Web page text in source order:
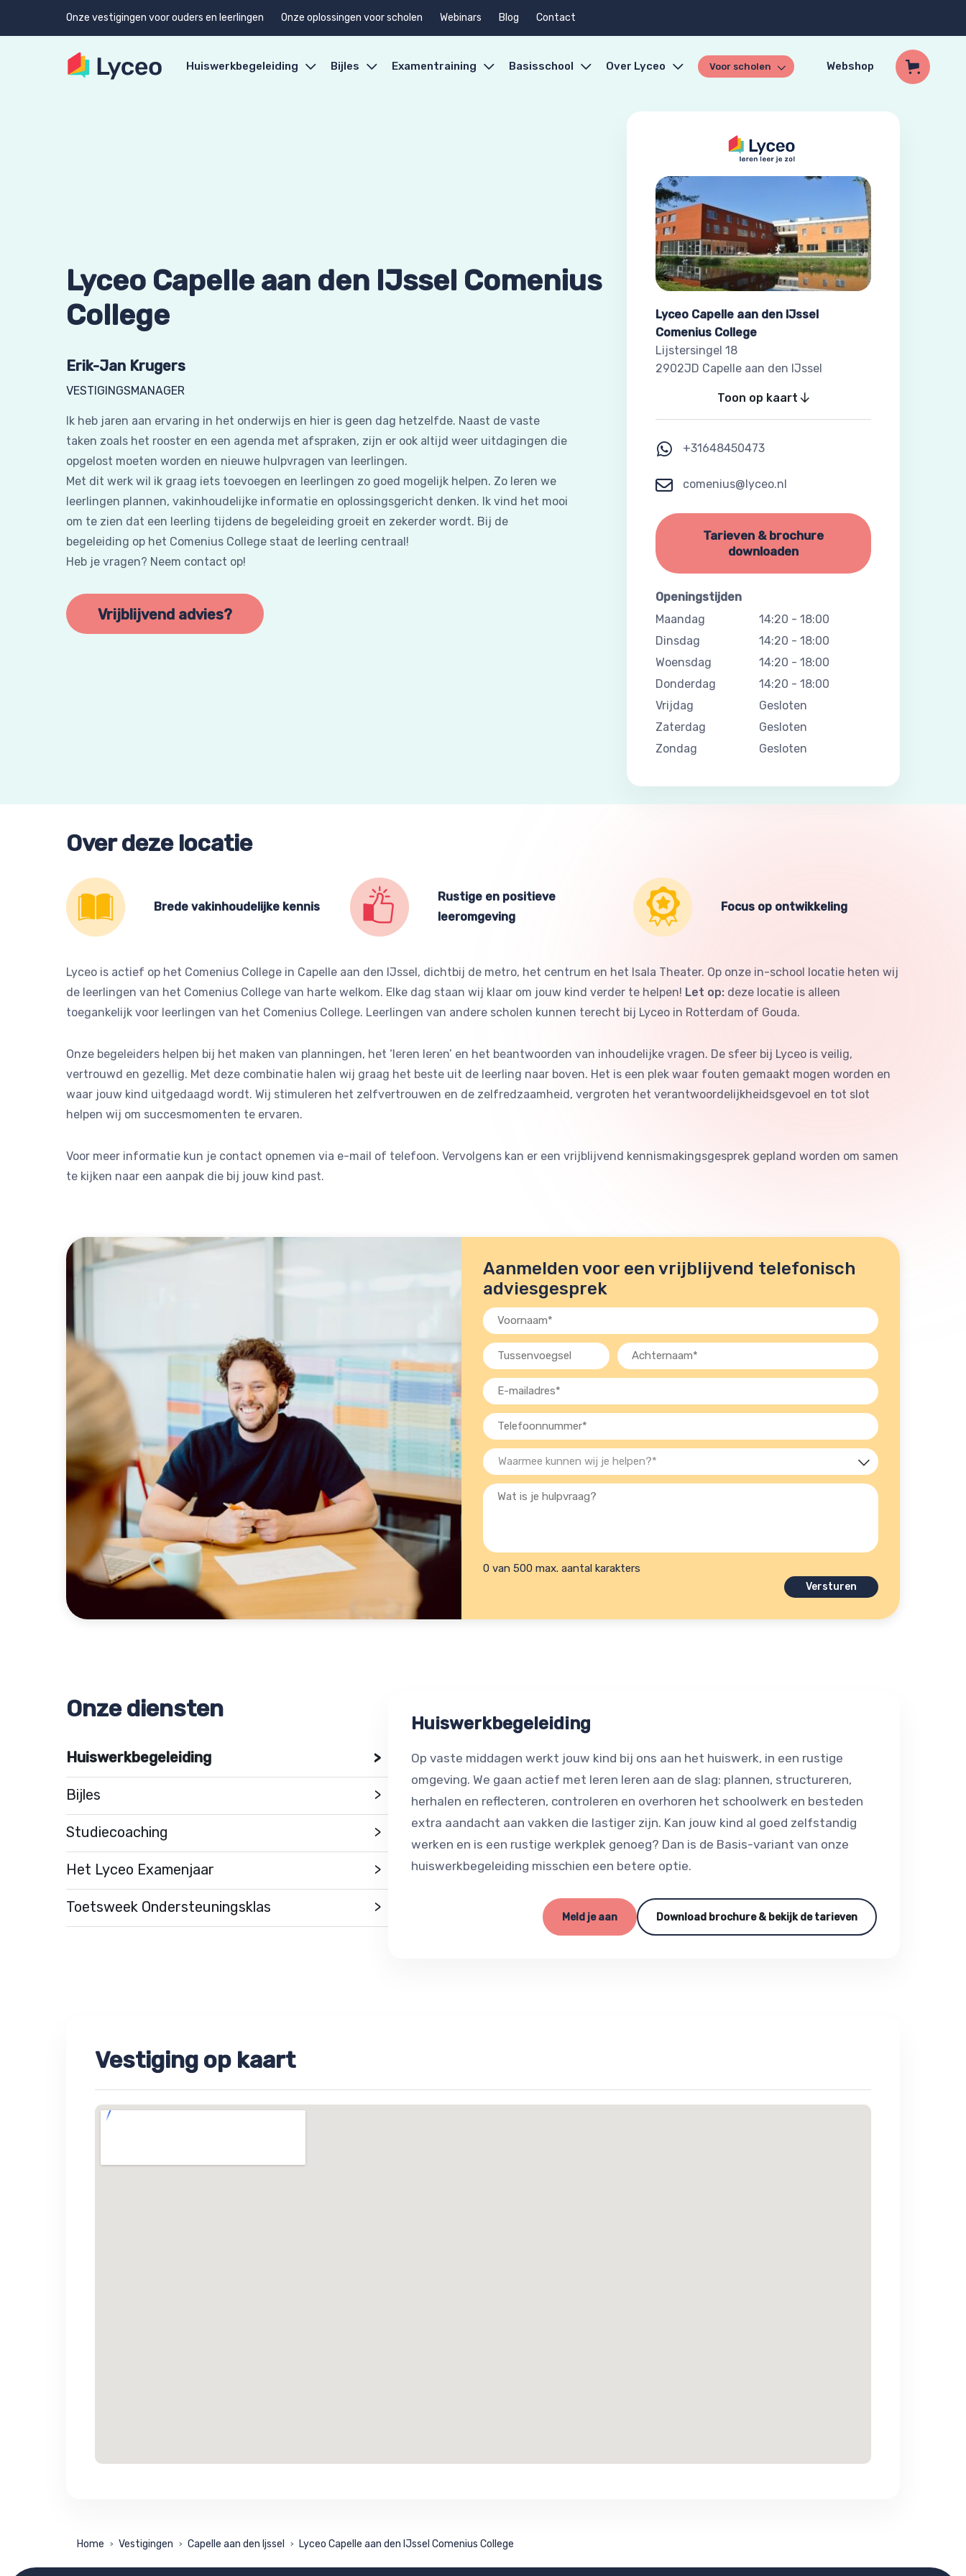
Onze vestigingen voor ouders en leerlingen Onze oplossingen voor scholen Webinars Blog Contact
Huiswerkbegeleiding Bijles Examentraining Basisschool Over Lyceo Voor scholen Webshop
Lyceo Capelle aan den IJssel Comenius
College
Erik-Jan Krugers
VESTIGINGSMANAGER
Ik heb jaren aan ervaring in het onderwijs en hier is geen dag hetzelfde. Naast de vaste
taken zoals het rooster en een agenda met afspraken, zijn er ook altijd weer uitdagingen die
opgelost moeten worden en nieuwe hulpvragen van leerlingen.
Met dit werk wil ik graag iets toevoegen en leerlingen zo goed mogelijk helpen. Zo leren we
leerlingen plannen, vakinhoudelijke informatie en oplossingsgericht denken. Ik vind het mooi
om te zien dat een leerling tijdens de begeleiding groeit en zekerder wordt. Bij de
begeleiding op het Comenius College staat de leerling centraal!
Heb je vragen? Neem contact op!
Vrijblijvend advies?
Lyceo Capelle aan den IJssel
Comenius College
Lijstersingel 18
2902JD Capelle aan den IJssel
Toon op kaart
+31648450473
comenius@lyceo.nl
Tarieven & brochure
downloaden
Openingstijden
Maandag
14:20 - 18:00
Dinsdag
14:20 - 18:00
Woensdag
14:20 - 18:00
Donderdag
14:20 - 18:00
Vrijdag
Gesloten
Zaterdag
Gesloten
Zondag
Gesloten
Over deze locatie
Brede vakinhoudelijke kennis
Rustige en positieve
leeromgeving
Focus op ontwikkeling
Lyceo is actief op het Comenius College in Capelle aan den IJssel, dichtbij de metro, het centrum en het Isala Theater. Op onze in-school locatie heten wij
de leerlingen van het Comenius College van harte welkom. Elke dag staan wij klaar om jouw kind verder te helpen! Let op: deze locatie is alleen
toegankelijk voor leerlingen van het Comenius College. Leerlingen van andere scholen kunnen terecht bij Lyceo in Rotterdam of Gouda.
Onze begeleiders helpen bij het maken van planningen, het ‘leren leren’ en het beantwoorden van inhoudelijke vragen. De sfeer bij Lyceo is veilig,
vertrouwd en gezellig. Met deze combinatie halen wij graag het beste uit de leerling naar boven. Het is een plek waar fouten gemaakt mogen worden en
waar jouw kind uitgedaagd wordt. Wij stimuleren het zelfvertrouwen en de zelfredzaamheid, vergroten het verantwoordelijkheidsgevoel en tot slot
helpen wij om succesmomenten te ervaren.
Voor meer informatie kun je contact opnemen via e-mail of telefoon. Vervolgens kan er een vrijblijvend kennismakingsgesprek gepland worden om samen
te kijken naar een aanpak die bij jouw kind past.
Aanmelden voor een vrijblijvend telefonisch
adviesgesprek
Voornaam
(Vereist)
Tussenvoegsel Achternaam
(Vereist)
E-
mailadres
(Vereist)
Telefoon
(Vereist)
Waarmee
kunnen
wij
(Vereist)
Wat
hulpvraag?
0 van 500 max. aantal karakters
Onze diensten
Huiswerkbegeleiding >
Bijles >
Studiecoaching >
Het Lyceo Examenjaar >
Toetsweek Ondersteuningsklas >
Huiswerkbegeleiding
Op vaste middagen werkt jouw kind bij ons aan het huiswerk, in een rustige
omgeving. We gaan actief met leren leren aan de slag: plannen, structureren,
herhalen en reflecteren, controleren en overhoren het schoolwerk en besteden
extra aandacht aan vakken die lastiger zijn. Kan jouw kind al goed zelfstandig
werken en is een rustige werkplek genoeg? Dan is de Basis-variant van onze
huiswerkbegeleiding misschien een betere optie.
Meld je aan Download brochure & bekijk de tarieven
Vestiging op kaart
Home > Vestigingen > Capelle aan den Ijssel > Lyceo Capelle aan den IJssel Comenius College